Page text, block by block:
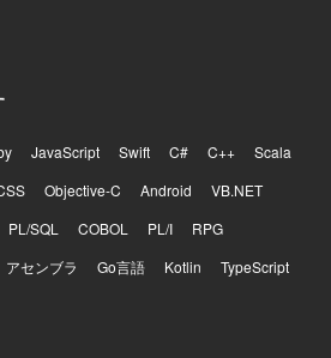
JavaScript Swift C# C++
Scala
Objective-C Android
VB.NET
PL/SQL COBOL PL/I
RPG
アセンブラ Go言語 Kotlin
TypeScript